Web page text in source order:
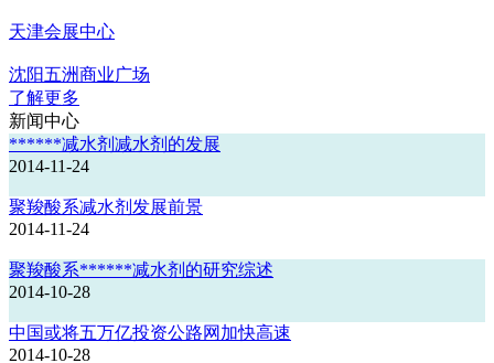
天津会展中心
沈阳五洲商业广场
了解更多
新闻中心
******减水剂减水剂的发展
2014-11-24
聚羧酸系减水剂发展前景
2014-11-24
聚羧酸系******减水剂的研究综述
2014-10-28
中国或将五万亿投资公路网加快高速
2014-10-28